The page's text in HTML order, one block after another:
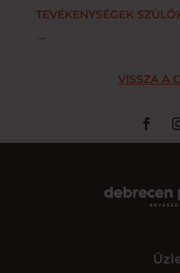
TEVÉKENYSÉGEK
→
VISSZA A